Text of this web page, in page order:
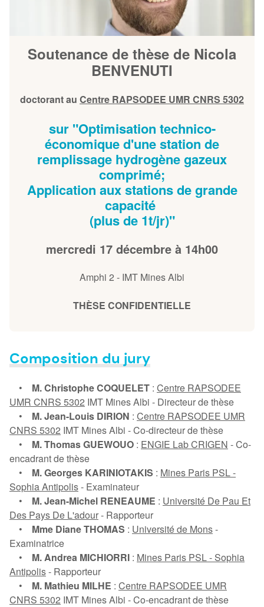
Soutenance de thèse de Nicola
BENVENUTI
doctorant au Centre RAPSODEE UMR CNRS 5302
sur "Optimisation technico-
économique d'une station de
remplissage hydrogène gazeux
comprimé;
Application aux stations de grande
capacité
(plus de 1t/jr)"
mercredi 17 décembre à 14h00
Amphi 2 - IMT Mines Albi
THÈSE CONFIDENTIELLE
Composition du jury
• M. Christophe COQUELET : Centre RAPSODEE
UMR CNRS 5302 IMT Mines Albi - Directeur de thèse
•
M. Jean-Louis DIRION : Centre RAPSODEE UMR
CNRS 5302 IMT Mines Albi - Co-directeur de thèse
•
M. Thomas GUEWOUO : ENGIE Lab CRIGEN - Co-
encadrant de thèse
•
M. Georges KARINIOTAKIS : Mines Paris PSL -
Sophia Antipolis- Examinateur
•
M. Jean-Michel RENEAUME : Université De Pau Et
Des Pays De L'adour- Rapporteur
•
Mme Diane THOMAS : Université de Mons-
Examinatrice
• M. Andrea MICHIORRI : Mines Paris PSL - Sophia
Antipolis- Rapporteur
•
M. Mathieu MILHE : Centre RAPSODEE UMR
CNRS 5302 IMT Mines Albi - Co-encadrant de thèse